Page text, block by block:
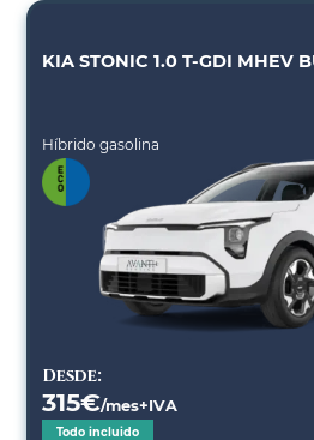
KIA STONIC 1.0 T-GDI MHEV
Híbrido gasolina
Desde:
315€/mes+IVA
Todo incluido